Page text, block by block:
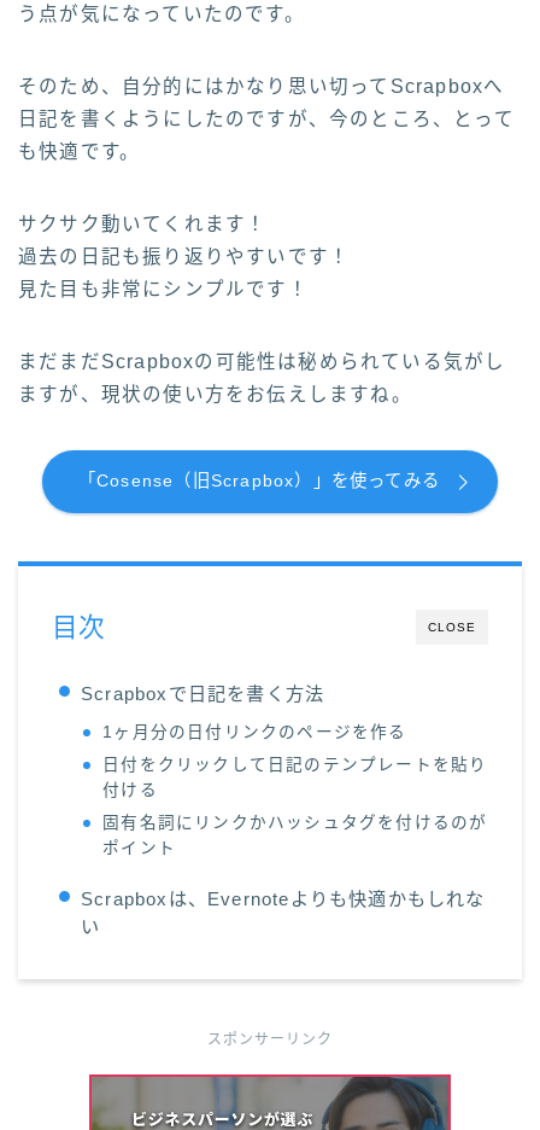
う点が気になっていたのです。
そのため、自分的にはかなり思い切ってScrapboxへ
日記を書くようにしたのですが、今のところ、とって
も快適です。
サクサク動いてくれます！
過去の日記も振り返りやすいです！
見た目も非常にシンプルです！
まだまだScrapboxの可能性は秘められている気がし
ますが、現状の使い方をお伝えしますね。
「Cosense（旧Scrapbox）」を使ってみる
CLOSE
目次
Scrapboxで日記を書く方法
1ヶ月分の日付リンクのページを作る
日付をクリックして日記のテンプレートを貼り
付ける
固有名詞にリンクかハッシュタグを付けるのが
ポイント
Scrapboxは、Evernoteよりも快適かもしれな
い
スポンサーリンク